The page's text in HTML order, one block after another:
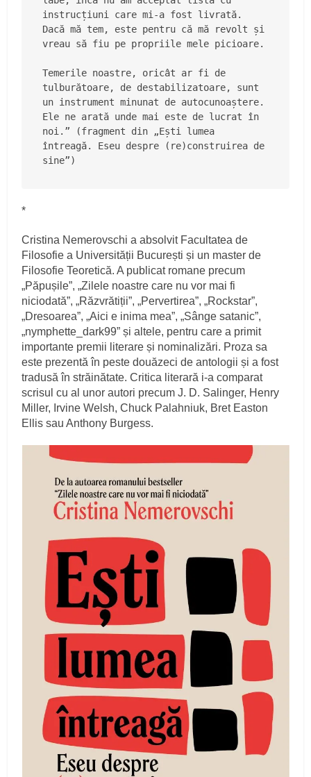
instrucțiuni care mi-a fost livrată.
Dacă mă tem, este pentru că mă revolt și
vreau să fiu pe propriile mele picioare.
Temerile noastre, oricât ar fi de
tulburătoare, de destabilizatoare, sunt
un instrument minunat de autocunoaștere.
Ele ne arată unde mai este de lucrat în
noi.” (fragment din „Ești lumea
întreagă. Eseu despre (re)construirea de
sine”)
*
Cristina Nemerovschi a absolvit Facultatea de
Filosofie a Universității București și un master de
Filosofie Teoretică. A publicat romane precum
„Păpușile”, „Zilele noastre care nu vor mai fi
niciodată”, „Răzvrătiții”, „Pervertirea”, „Rockstar”,
„Dresoarea”, „Aici e inima mea”, „Sânge satanic”,
„nymphette_dark99” și altele, pentru care a primit
importante premii literare și nominalizări. Proza sa
este prezentă în peste douăzeci de antologii și a fost
tradusă în străinătate. Critica literară i-a comparat
scrisul cu al unor autori precum J. D. Salinger, Henry
Miller, Irvine Welsh, Chuck Palahniuk, Bret Easton
Ellis sau Anthony Burgess.